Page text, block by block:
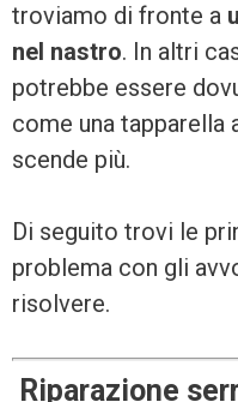
troviamo di fronte a
nel nastro. In altri
potrebbe essere
come una tapparella
scende più.
Di seguito trovi le
problema con gli
risolvere.
Riparazione